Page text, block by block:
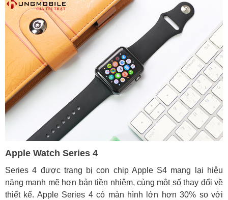
Apple Watch Series 4
Series 4 được trang bị con chip Apple S4 mang lại hiệu
năng mạnh mẽ hơn bản tiền nhiệm, cùng một số thay đổi về
thiết kế. Apple Series 4 có màn hình lớn hơn 30% so với